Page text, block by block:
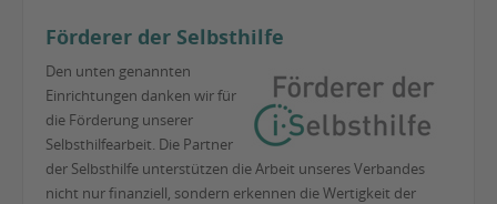
Förderer der Selbsthilfe
Den unten genannten
Einrichtungen danken wir für
die Förderung unserer
Selbsthilfearbeit. Die Partner
der Selbsthilfe unterstützen die Arbeit unseres Verbandes
nicht nur finanziell, sondern erkennen die Wertigkeit der